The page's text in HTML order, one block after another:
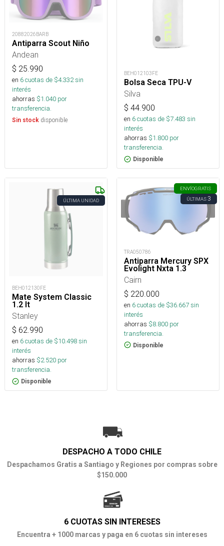
20882026BARB
Antiparra Scout Niño
Andean
$ 25.990
en 6cuotas de $4.332sin
interés
ahorras $1.040 por
transferencia.
Sin stock disponible
BEH012103FE
Bolsa Seca TPU-V
Silva
$ 44.900
en 6cuotas de $7.483 sin
interés
ahorras $1.800 por
transferencia.
Disponible
ÚLTIMA UNIDAD
BEH012130FE
Mate System Classic
1.2 lt
Stanley
$ 62.990
en 6cuotas de $10.498sin
interés
ahorras $2.520 por
transferencia.
Disponible
ENVÍOGRATIS
ÚLTIMAS3
TRA050786
Antiparra Mercury SPX
Evolight Nxta 1.3
Cairn
$ 220.000
en 6cuotas de $36.667sin
interés
ahorras $8.800 por
transferencia.
Disponible
DESPACHO A TODO CHILE
Despachamos Gratis a Santiago y Regiones por compras sobre
$150.000
6 CUOTAS SIN INTERESES
Encuentra + 1000 marcas y paga en 6 cuotas sin intereses